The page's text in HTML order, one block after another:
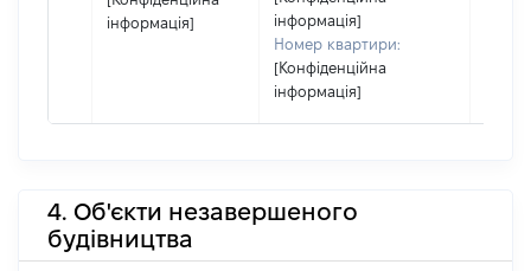
інформація]
інформація]
Номер квартири:
[Конфіденційна
інформація]
4. Об'єкти незавершеного
будівництва